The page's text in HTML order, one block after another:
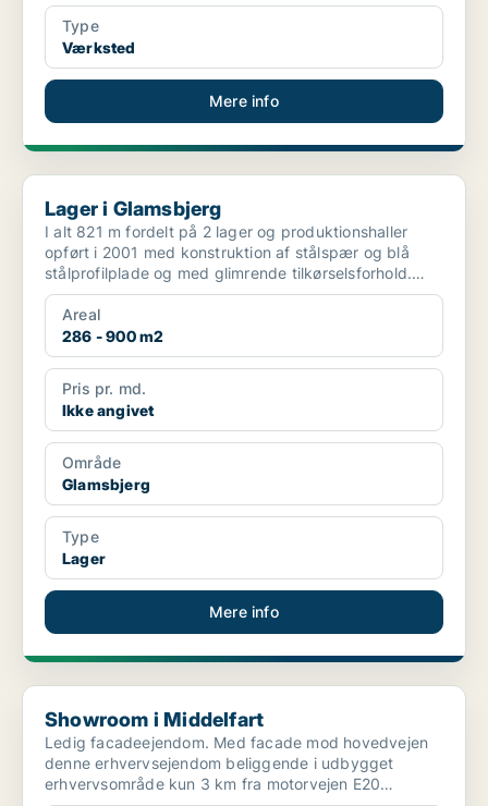
Type
Værksted
Mere info
Lager i Glamsbjerg
Lager i Glamsbjerg
I alt 821 m fordelt på 2 lager og produktionshaller
opført i 2001 med konstruktion af stålspær og blå
stålprofilplade og med glimrende tilkørselsforhold.
Hal...
Areal
286 - 900 m2
Pris pr. md.
Ikke angivet
Område
Glamsbjerg
Type
Lager
Mere info
Showroom i Middelfart
Showroom i Middelfart
Ledig facadeejendom. Med facade mod hovedvejen
denne erhvervsejendom beliggende i udbygget
erhvervsområde kun 3 km fra motorvejen E20